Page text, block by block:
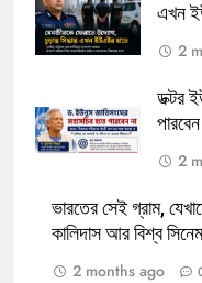
এখন
2
ডক্টর
2
ভারতের সেই গ্রাম,
কালিদাস আর বিশ্ব
2 months ago